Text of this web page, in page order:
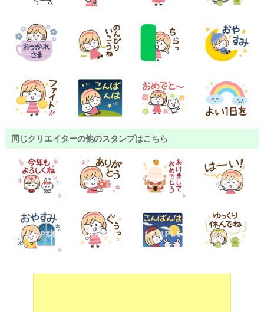
同じクリエイターの他のスタンプはこちら